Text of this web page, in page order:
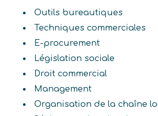
Outils bureautiques
Techniques commerciales
E-procurement
Législation sociale
Droit commercial
Management
Organisation de la chaîne